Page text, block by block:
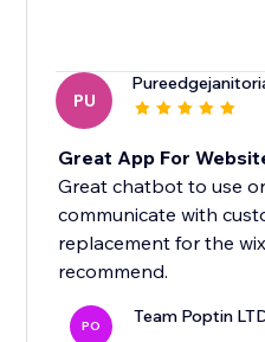
PU
Great App For
Great chatbot to use
communicate with
replacement for the
recommend.
PO Team Poptin